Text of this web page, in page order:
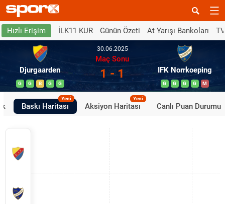
Hızlı Erişim İLK11 KUR Günün Özeti At Yarışı Bankoları
Djurgaarden
G G B G G
30.06.2025
Maç Sonu
1 - 1 IFK Norrkoeping
G G G G M
Baskı Haritası
Yeni
Aksiyon Haritası
Yeni
Canlı Puan Durumu